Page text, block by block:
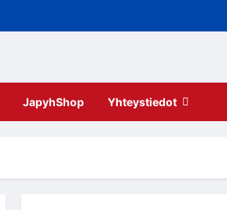
JapyhShop Yhteystiedot